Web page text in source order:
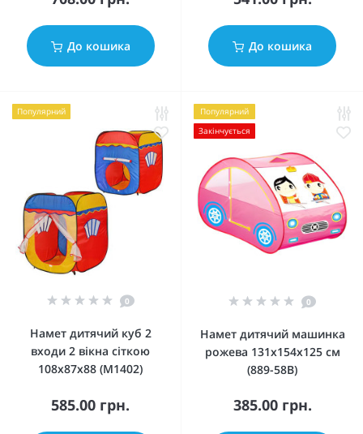
До кошика До кошика
Популярний
0
Намет дитячий куб 2
входи 2 вікна сіткою
108х87х88 (M1402)
585.00 грн.
Популярний
Закінчується
0
Намет дитячий машинка
рожева 131х154х125 см
(889-58В)
385.00 грн.